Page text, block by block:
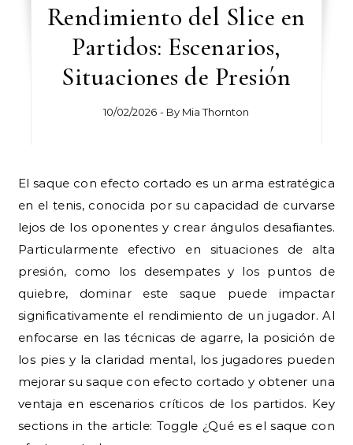
Rendimiento del Slice en
Partidos: Escenarios,
Situaciones de Presión
10/02/2026 - By Mia Thornton
El saque con efecto cortado es un arma estratégica
en el tenis, conocida por su capacidad de curvarse
lejos de los oponentes y crear ángulos desafiantes.
Particularmente efectivo en situaciones de alta
presión, como los desempates y los puntos de
quiebre, dominar este saque puede impactar
significativamente el rendimiento de un jugador. Al
enfocarse en las técnicas de agarre, la posición de
los pies y la claridad mental, los jugadores pueden
mejorar su saque con efecto cortado y obtener una
ventaja en escenarios críticos de los partidos. Key
sections in the article: Toggle ¿Qué es el saque con